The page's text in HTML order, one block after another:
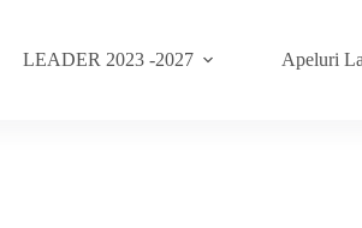
LEADER 2023 -2027 Apeluri